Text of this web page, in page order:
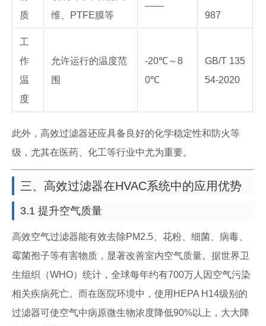
质
维、PTFE膜等
——
987
工
作
温
度
允许运行的温度范
围
-20℃～8
0℃
GB/T 135
54-2020
此外，高效过滤器还应具备良好的化学稳定性和防火等
级，尤其在医药、化工等行业中尤为重要。
三、高效过滤器在HVAC系统中的应用优势
3.1 提升空气质量
高效空气过滤器能有效去除PM2.5、花粉、细菌、病毒、
霉菌孢子等有害物质，显著改善室内空气质量。据世界卫
生组织（WHO）统计，全球每年约有700万人因空气污染
相关疾病死亡。而在医院环境中，使用HEPA H14级别的
过滤器可使空气中病原微生物浓度降低90%以上，大大降